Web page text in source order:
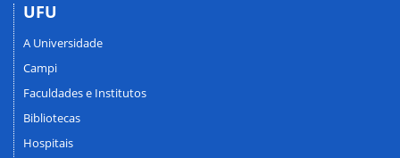
UFU
A Universidade
Campi
Faculdades e Institutos
Bibliotecas
Hospitais